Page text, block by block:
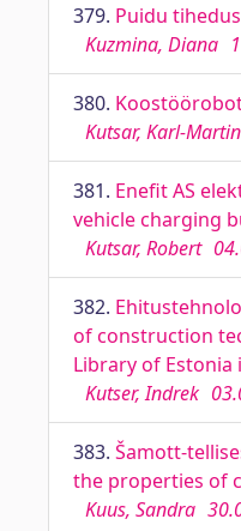
379. Puidu
Kuzmina, Diana
380.
Kutsar, Karl-Martin
381. Enefit AS
vehicle charging
Kutsar, Robert
382.
of construction
Library of Estonia
Kutser, Indrek
383. Šamott-
the properties of
Kuus, Sandra